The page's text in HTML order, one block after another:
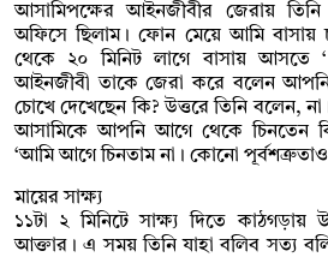
আসামিপক্ষের আইনজীবীর জেরায়
অফিসে ছিলাম। ফোন মেয়ে আমি
থেকে ২০ মিনিট লাগে বাসায়
আইনজীবী তাকে জেরা করে বলেন
চোখে দেখেছেন কি? উত্তরে তিনি বলেন,
আসামিকে আপনি আগে থেকে চিনতেন
‘আমি আগে চিনতাম না। কোনো পূর্বশত্রুতাও
মায়ের সাক্ষ্য
১১টা ২ মিনিটে সাক্ষ্য দিতে কাঠগড়ায়
আক্তার। এ সময় তিনি যাহা বলিব সত্য